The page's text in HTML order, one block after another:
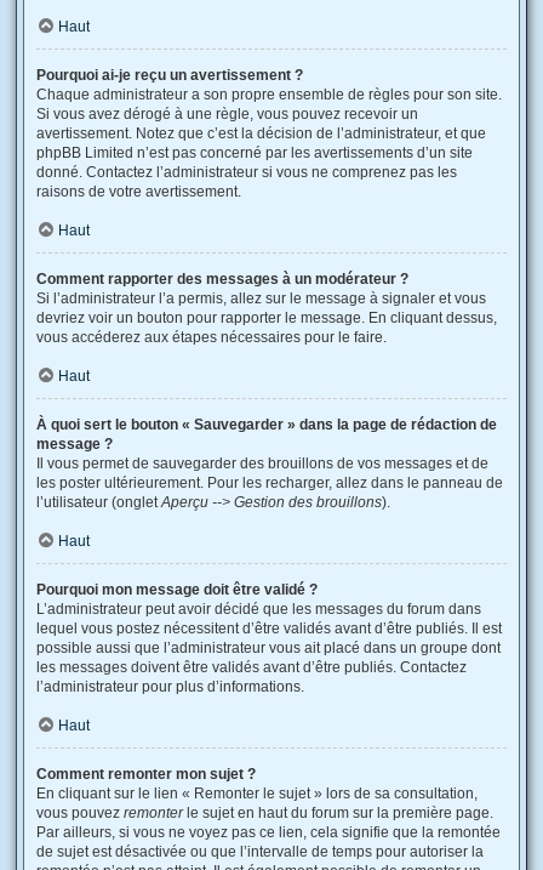
Haut
Pourquoi ai-je reçu un avertissement ?
Chaque administrateur a son propre ensemble de règles pour son site.
Si vous avez dérogé à une règle, vous pouvez recevoir un
avertissement. Notez que c’est la décision de l’administrateur, et que
phpBB Limited n’est pas concerné par les avertissements d’un site
donné. Contactez l’administrateur si vous ne comprenez pas les
raisons de votre avertissement.
Haut
Comment rapporter des messages à un modérateur ?
Si l’administrateur l’a permis, allez sur le message à signaler et vous
devriez voir un bouton pour rapporter le message. En cliquant dessus,
vous accéderez aux étapes nécessaires pour le faire.
Haut
À quoi sert le bouton « Sauvegarder » dans la page de rédaction de
message ?
Il vous permet de sauvegarder des brouillons de vos messages et de
les poster ultérieurement. Pour les recharger, allez dans le panneau de
l’utilisateur (ongletAperçu --> Gestion des brouillons).
Haut
Pourquoi mon message doit être validé ?
L’administrateur peut avoir décidé que les messages du forum dans
lequel vous postez nécessitent d’être validés avant d’être publiés. Il est
possible aussi que l’administrateur vous ait placé dans un groupe dont
les messages doivent être validés avant d’être publiés. Contactez
l’administrateur pour plus d’informations.
Haut
Comment remonter mon sujet ?
En cliquant sur le lien « Remonter le sujet » lors de sa consultation,
vous pouvez remonterle sujet en haut du forum sur la première page.
Par ailleurs, si vous ne voyez pas ce lien, cela signifie que la remontée
de sujet est désactivée ou que l’intervalle de temps pour autoriser la